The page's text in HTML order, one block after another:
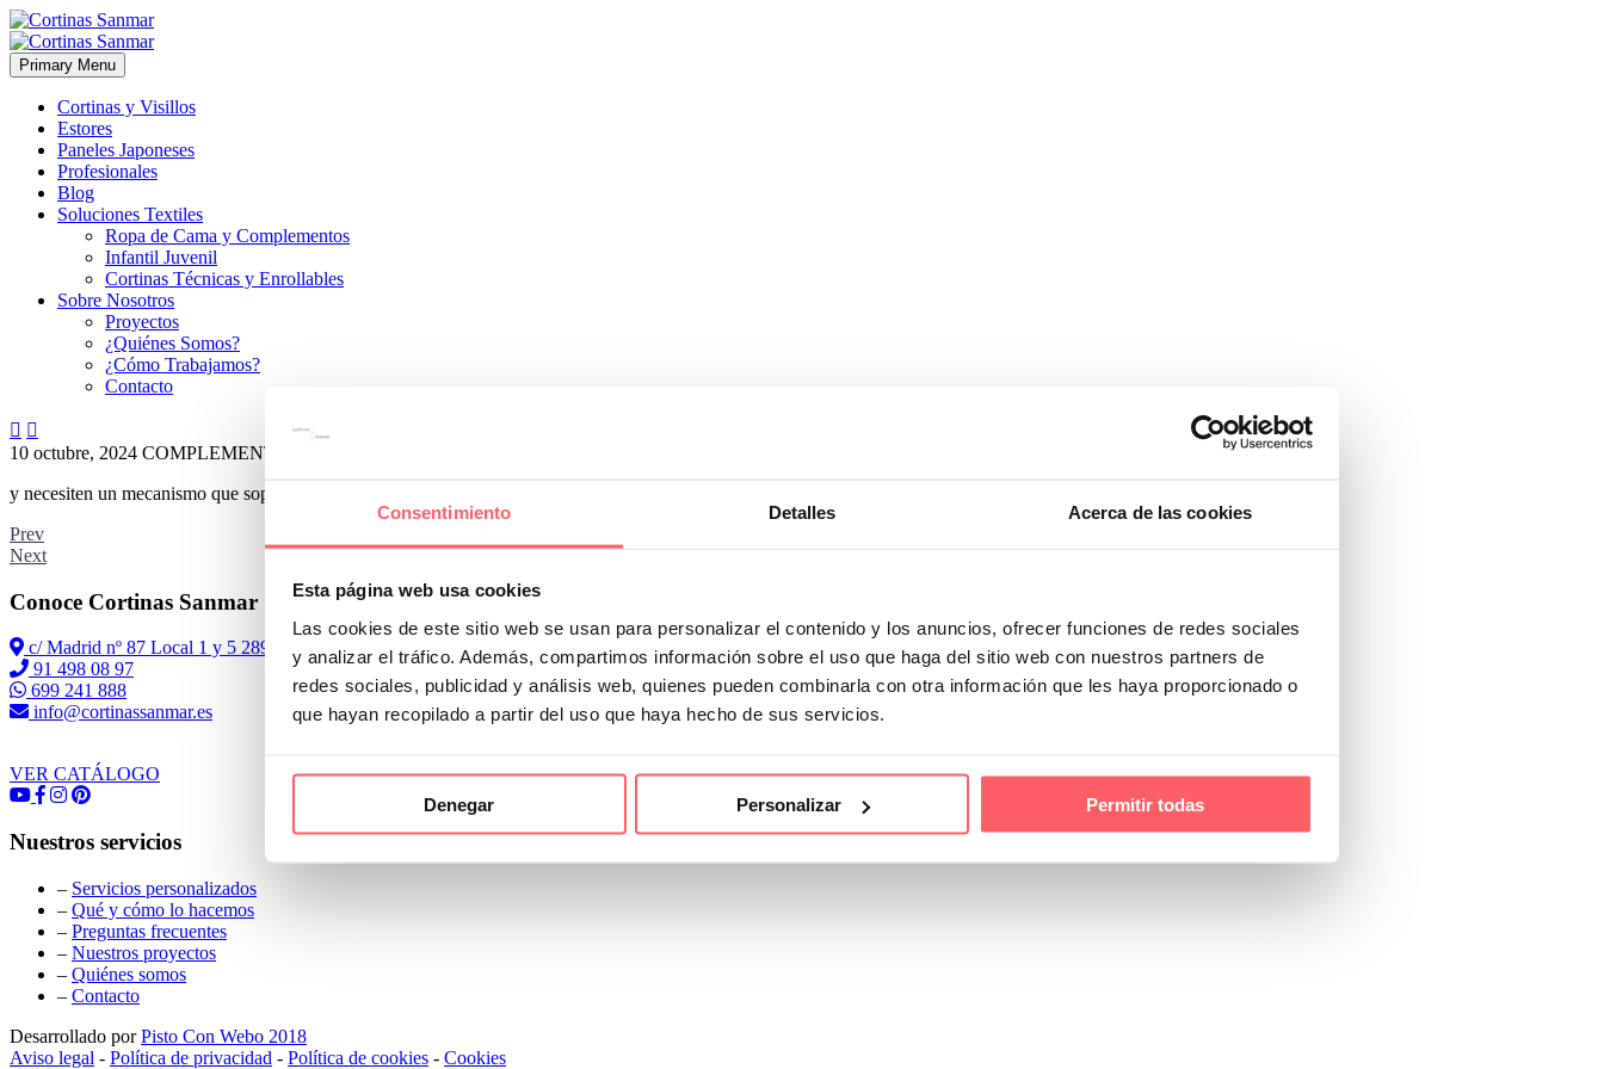
Consentimiento Detalles Acerca de las cookies
Esta página web usa cookies
Las cookies de este sitio web se usan para personalizar el contenido y los anuncios, ofrecer funciones de redes sociales
y analizar el tráfico. Además, compartimos información sobre el uso que haga del sitio web con nuestros partners de
redes sociales, publicidad y análisis web, quienes pueden combinarla con otra información que les haya proporcionado o
que hayan recopilado a partir del uso que haya hecho de sus servicios.
Denegar Personalizar Permitir todas
Primary Menu
Cortinas y Visillos
Estores
Paneles Japoneses
Profesionales
Blog
Soluciones Textiles
Ropa de Cama y Complementos
Infantil Juvenil
Cortinas Técnicas y Enrollables
Sobre Nosotros
Proyectos
¿Quiénes Somos?
¿Cómo Trabajamos?
Contacto
 
10 octubre, 2024 COMPLEMENTOS
y necesiten un mecanismo que soporte un mayor peso de lo normal
Prev
Next
Conoce Cortinas Sanmar
c/ Madrid nº 87 Local 1 y 5 28970 Madrid
91 498 08 97
699 241 888
info@cortinassanmar.es
VER CATÁLOGO
Nuestros servicios
– Servicios personalizados
– Qué y cómo lo hacemos
– Preguntas frecuentes
– Nuestros proyectos
– Quiénes somos
– Contacto
Desarrollado porPisto Con Webo 2018
Aviso legal - Política de privacidad - Política de cookies - Cookies